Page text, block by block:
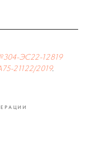
ЭС22-12819
21122/2019.